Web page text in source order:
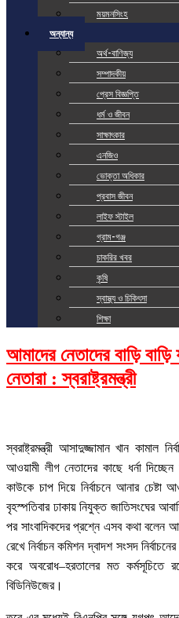
ময়মনসিংহ
অন্যান্য
অর্থ-বাণিজ্য
সম্পাদকীয়
প্রেস বিজ্ঞপ্তি
ধর্ম ও জীবন
সাক্ষাৎকার
এনজিও
ভোক্তা অধিকার
প্রবাস জীবন
লাইফ স্টাইল
গ্রাম-গঞ্জ
চাকরির খবর
কৃষি
স্বাস্থ্য ও চিকিৎসা
শিক্ষা
আমাদের নেতাদের বাড়ি বাড়ি
নেতারা : স্বরাষ্ট্রমন্ত্রী
স্বরাষ্ট্রমন্ত্রী আসাদুজ্জামান খান কামাল
আওয়ামী লীগ নেতাদের কাছে ধর্না
কাউকে চাপ দিয়ে নির্বাচনে আনার
বৃহস্পতিবার ঢাকায় নিযুক্ত জাতিসংঘের
পর সাংবাদিকদের প্রশ্নে এসব কথা বলেন
রেখে নির্বাচন কমিশন দ্বাদশ সংসদ
করে অবরোধ–হরতালের মত কর্মসূচিতে
বিডিনিউজের।